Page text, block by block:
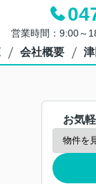
営業時間：9:00～
会社概要
お気